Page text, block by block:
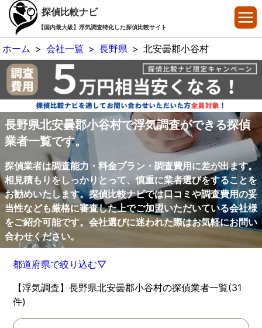
探偵比較ナビ
【国内最大級】浮気調査特化した探偵比較サイト
ホーム > 会社一覧 > 長野県 > 北安曇郡小谷村
長野県北安曇郡小谷村で浮気調査ができる探偵
業者一覧です。
探偵業者は調査能力・料金プラン・調査費用に差が出ます。
相見積もりをしっかりとって、慎重に業者選びをすることを
お勧めいたします。探偵比較ナビでは口コミや調査費用の妥
当性なども厳格に審査した上でご加盟いただいている会社様
をご紹介可能です。会社選びに迷われた際はお気軽にお問い
合わせください。
都道府県で絞り込む▽
【浮気調査】長野県北安曇郡小谷村の探偵業者一覧(31
件)